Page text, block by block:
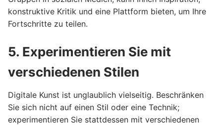
konstruktive Kritik und eine Plattform bieten, um Ihre
Fortschritte zu teilen.
5. Experimentieren Sie mit
verschiedenen Stilen
Digitale Kunst ist unglaublich vielseitig. Beschränken
Sie sich nicht auf einen Stil oder eine Technik;
experimentieren Sie stattdessen mit verschiedenen